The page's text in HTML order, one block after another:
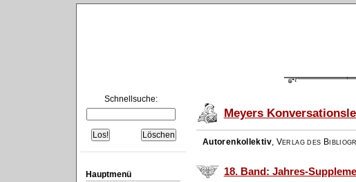
Schnellsuche:
Hauptmenü
Meyers
Autorenkollektiv, Verlag des
18. Band: Jahres-